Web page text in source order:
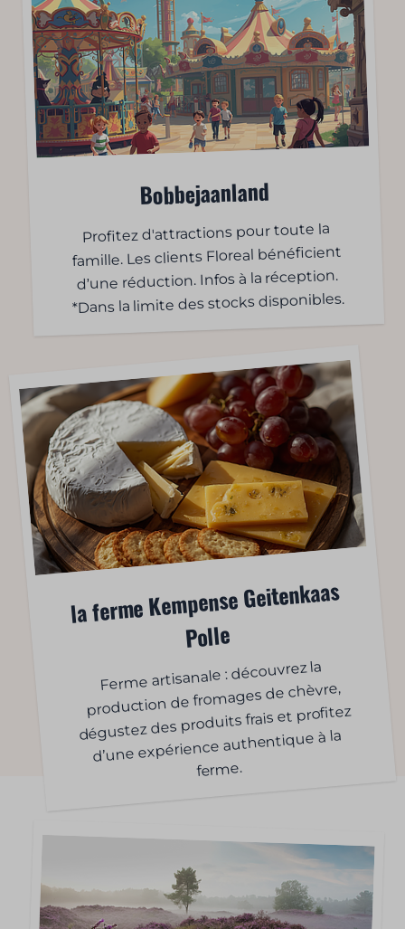
Bobbejaanland
Profitez d'attractions pour toute la
famille. Les clients Floreal bénéficient
d’une réduction. Infos à la réception.
*Dans la limite des stocks disponibles.
la ferme Kempense Geitenkaas
Polle
Ferme artisanale : découvrez la
production de fromages de chèvre,
dégustez des produits frais et profitez
d’une expérience authentique à la
ferme.